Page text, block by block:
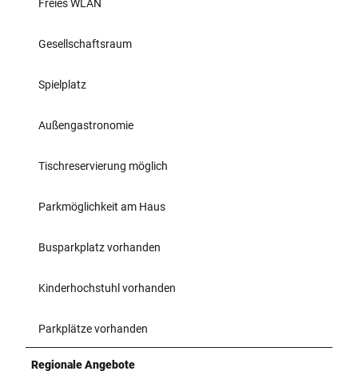
Freies WLAN
Gesellschaftsraum
Spielplatz
Außengastronomie
Tischreservierung möglich
Parkmöglichkeit am Haus
Busparkplatz vorhanden
Kinderhochstuhl vorhanden
Parkplätze vorhanden
Regionale Angebote